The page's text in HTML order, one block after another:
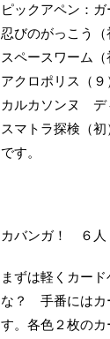
ピックアペン：ガ
忍びのがっこう（
スペースワーム（
アクロポリス（９
カルカソンヌ デ
スマトラ探検（初
です。
カバンガ！ ６
まずは軽くカー
な？ 手番にはカ
す。各色２枚の